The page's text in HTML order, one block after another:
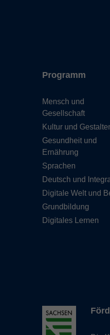
Programm
Mensch und
Gesellschaft
Kultur und
Gesundheit und
Ernährung
Sprachen
Deutsch und
Digitale Welt und
Grundbildung
Digitales Lernen